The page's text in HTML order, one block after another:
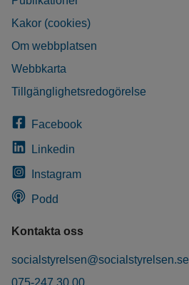
Kakor (cookies)
Om webbplatsen
Webbkarta
Tillgänglighetsredogörelse
Facebook
Linkedin
Instagram
Podd
Kontakta oss
socialstyrelsen@socialstyrelsen.se
075-247 30 00